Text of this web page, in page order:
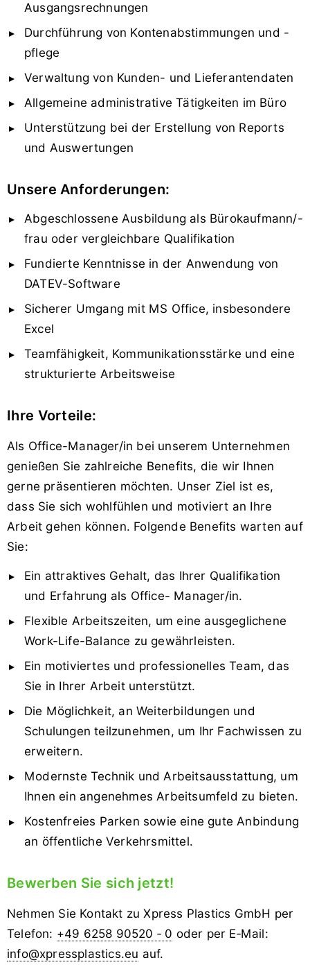
Ausgangsrechnungen
Durchführung von Kontenabstimmungen und -
pflege
Verwaltung von Kunden- und Lieferantendaten
Allgemeine administrative Tätigkeiten im Büro
Unterstützung bei der Erstellung von Reports
und Auswertungen
Unsere Anforderungen:
Abgeschlossene Ausbildung als Bürokaufmann/-
frau oder vergleichbare Qualifikation
Fundierte Kenntnisse in der Anwendung von
DATEV-Software
Sicherer Umgang mit MS Office, insbesondere
Excel
Teamfähigkeit, Kommunikationsstärke und eine
strukturierte Arbeitsweise
Ihre Vorteile:
Als Office-Manager/in bei unserem Unternehmen
genießen Sie zahlreiche Benefits, die wir Ihnen
gerne präsentieren möchten. Unser Ziel ist es,
dass Sie sich wohlfühlen und motiviert an Ihre
Arbeit gehen können. Folgende Benefits warten auf
Sie:
Ein attraktives Gehalt, das Ihrer Qualifikation
und Erfahrung als Office- Manager/in.
Flexible Arbeitszeiten, um eine ausgeglichene
Work-Life-Balance zu gewährleisten.
Ein motiviertes und professionelles Team, das
Sie in Ihrer Arbeit unterstützt.
Die Möglichkeit, an Weiterbildungen und
Schulungen teilzunehmen, um Ihr Fachwissen zu
erweitern.
Modernste Technik und Arbeitsausstattung, um
Ihnen ein angenehmes Arbeitsumfeld zu bieten.
Kostenfreies Parken sowie eine gute Anbindung
an öffentliche Verkehrsmittel.
Bewerben Sie sich jetzt!
Nehmen Sie Kontakt zu Xpress Plastics GmbH per
Telefon: +49 6258 90520 ‑ 0 oder per E‑Mail:
info@xpressplastics.eu auf.